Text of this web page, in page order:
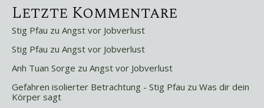
Letzte Kommentare
Stig Pfau zu Angst vor Jobverlust
Stig Pfau zu Angst vor Jobverlust
Anh Tuan Sorge zu Angst vor Jobverlust
Gefahren isolierter Betrachtung - Stig Pfau zu Was dir dein
Körper sagt